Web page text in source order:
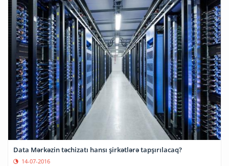
Data Mərkəzin təchizatı hansı şirkətlərə tapşırılacaq?
14-07-2016